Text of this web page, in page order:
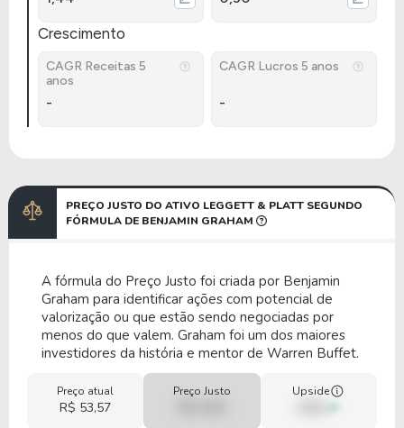
Crescimento
CAGR Receitas 5
anos
-
CAGR Lucros 5 anos
-
PREÇO JUSTO DO ATIVO LEGGETT & PLATT SEGUNDO
FÓRMULA DE BENJAMIN GRAHAM
A fórmula do Preço Justo foi criada por Benjamin
Graham para identificar ações com potencial de
valorização ou que estão sendo negociadas por
menos do que valem. Graham foi um dos maiores
investidores da história e mentor de Warren Buffet.
Preço atual
R$ 53,57
Preço Justo Upside